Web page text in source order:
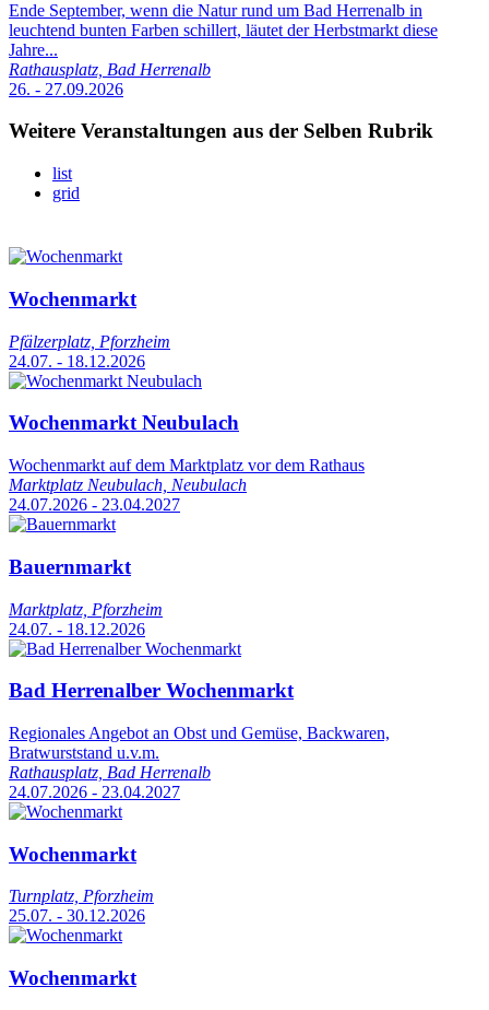
Ende September, wenn die Natur rund um Bad Herrenalb in
leuchtend bunten Farben schillert, läutet der Herbstmarkt diese
Jahre...
Rathausplatz, Bad Herrenalb
26. - 27.09.2026
Weitere Veranstaltungen aus der Selben Rubrik
list
grid
Wochenmarkt
Pfälzerplatz, Pforzheim
24.07. - 18.12.2026
Wochenmarkt Neubulach
Wochenmarkt auf dem Marktplatz vor dem Rathaus
Marktplatz Neubulach, Neubulach
24.07.2026 - 23.04.2027
Bauernmarkt
Marktplatz, Pforzheim
24.07. - 18.12.2026
Bad Herrenalber Wochenmarkt
Regionales Angebot an Obst und Gemüse, Backwaren,
Bratwurststand u.v.m.
Rathausplatz, Bad Herrenalb
24.07.2026 - 23.04.2027
Wochenmarkt
Turnplatz, Pforzheim
25.07. - 30.12.2026
Wochenmarkt